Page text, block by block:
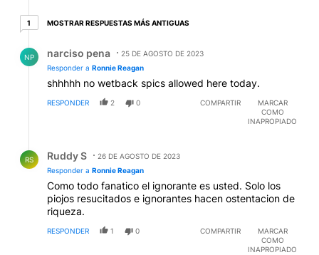
11 respuesta más antiguas
MOSTRAR RESPUESTAS MÁS ANTIGUAS
NP narciso pena
25 DE AGOSTO DE 2023
Responder a Ronnie Reagan
shhhhh no wetback spics allowed here today.
RESPONDER 2 0 COMPARTIR
MARCAR
COMO
INAPROPIADO
RS Ruddy S
26 DE AGOSTO DE 2023
Responder a Ronnie Reagan
Como todo fanatico el ignorante es usted. Solo los
piojos resucitados e ignorantes hacen ostentacion de
riqueza.
RESPONDER 1 0 COMPARTIR
MARCAR
COMO
INAPROPIADO